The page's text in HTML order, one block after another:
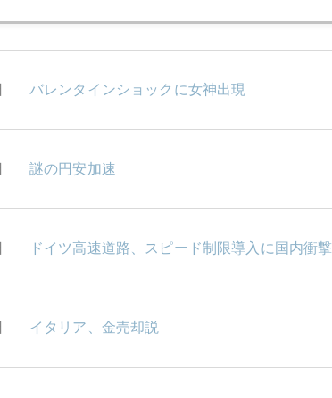
バレンタインショックに女神出現
謎の円安加速
ドイツ高速道路、スピード制限導入に国内衝撃
イタリア、金売却説